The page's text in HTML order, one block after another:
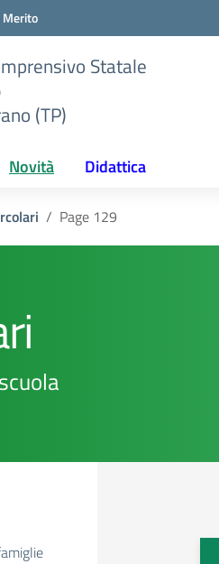
Statale
(TP)
Novità Didattica
Page 129